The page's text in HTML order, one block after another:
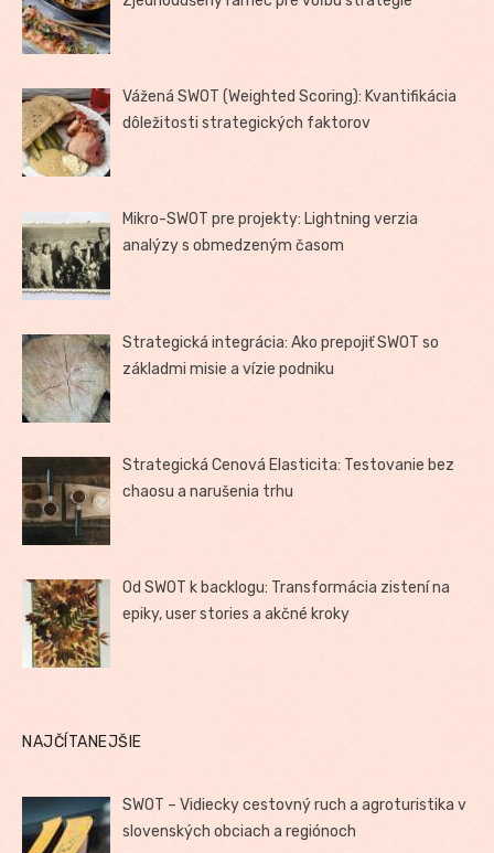
Vážená SWOT (Weighted Scoring): Kvantifikácia
dôležitosti strategických faktorov
Mikro-SWOT pre projekty: Lightning verzia
analýzy s obmedzeným časom
Strategická integrácia: Ako prepojiť SWOT so
základmi misie a vízie podniku
Strategická Cenová Elasticita: Testovanie bez
chaosu a narušenia trhu
Od SWOT k backlogu: Transformácia zistení na
epiky, user stories a akčné kroky
NAJČÍTANEJŠIE
SWOT – Vidiecky cestovný ruch a agroturistika v
slovenských obciach a regiónoch